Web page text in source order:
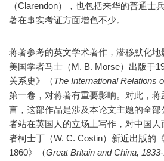
（Clarendon），也包括来华的普通士
著在事实考证方面增色不少。
蒋著参考的英文学术著作，潜移默化地
美国学者马士（M. B. Morse）出版于
关系史》（The International Relations
第一卷，对蒋著有重要影响。对此，蒋
言，这部作品是涉及本论文主题的全
者站在英国人的立场上写作，对中国人
者柯士丁（W. C. Costin）新近出版的
1860》（Great Britain and China,